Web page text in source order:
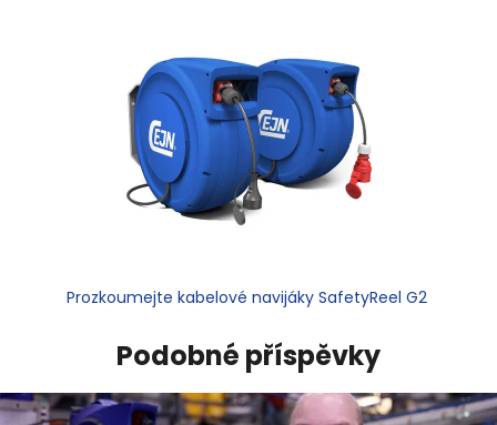
Prozkoumejte kabelové navijáky SafetyReel G2
Podobné příspěvky